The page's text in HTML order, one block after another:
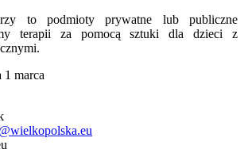
to podmioty prywatne lub publiczne
terapii za pomocą sztuki dla dzieci z
1 marca